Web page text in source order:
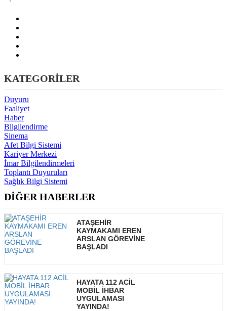
KATEGORİLER
Duyuru
Faaliyet
Haber
Bilgilendirme
Sinema
Afet Bilgi Sistemi
Kariyer Merkezi
İmar Bilgilendirmeleri
Toplantı Duyuruları
Sağlık Bilgi Sistemi
DİĞER HABERLER
ATAŞEHİR
KAYMAKAMI EREN
ARSLAN GÖREVİNE
BAŞLADI
HAYATA 112 ACİL
MOBİL İHBAR
UYGULAMASI
YAYINDA!